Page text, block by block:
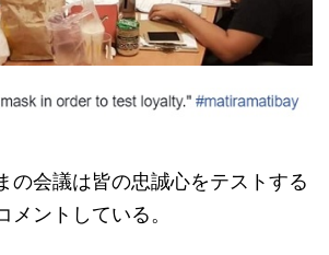
の会議は皆の忠誠心をテストする
メントしている。